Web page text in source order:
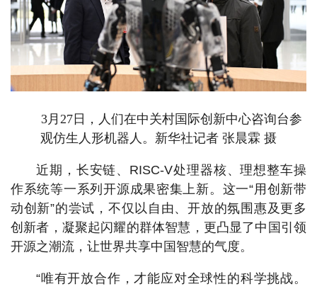
3月27日，人们在中关村国际创新中心咨询台参
观仿生人形机器人。新华社记者 张晨霖 摄
近期，长安链、RISC-V处理器核、理想整车操
作系统等一系列开源成果密集上新。这一“用创新带
动创新”的尝试，不仅以自由、开放的氛围惠及更多
创新者，凝聚起闪耀的群体智慧，更凸显了中国引领
开源之潮流，让世界共享中国智慧的气度。
“唯有开放合作，才能应对全球性的科学挑战。